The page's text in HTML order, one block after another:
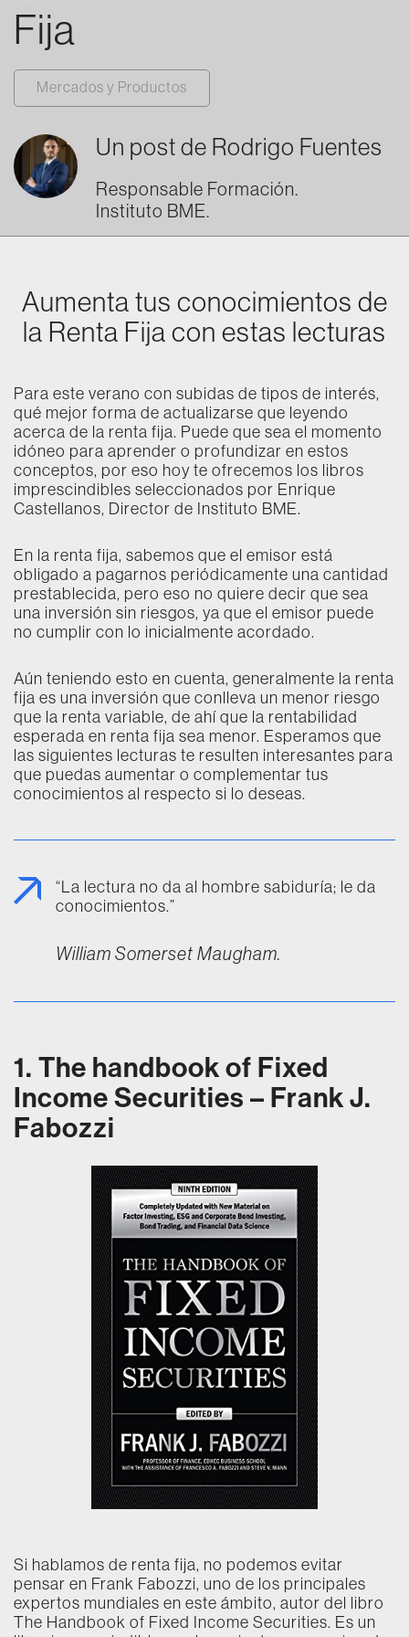
Fija
Mercados y Productos
Un post de Rodrigo Fuentes
Responsable Formación.
Instituto BME.
Aumenta tus conocimientos de
la Renta Fija con estas lecturas
Para este verano con subidas de tipos de interés,
qué mejor forma de actualizarse que leyendo
acerca de la renta fija. Puede que sea el momento
idóneo para aprender o profundizar en estos
conceptos, por eso hoy te ofrecemos los libros
imprescindibles seleccionados por Enrique
Castellanos, Director de Instituto BME.
En la renta fija, sabemos que el emisor está
obligado a pagarnos periódicamente una cantidad
prestablecida, pero eso no quiere decir que sea
una inversión sin riesgos, ya que el emisor puede
no cumplir con lo inicialmente acordado.
Aún teniendo esto en cuenta, generalmente la renta
fija es una inversión que conlleva un menor riesgo
que la renta variable, de ahí que la rentabilidad
esperada en renta fija sea menor. Esperamos que
las siguientes lecturas te resulten interesantes para
que puedas aumentar o complementar tus
conocimientos al respecto si lo deseas.
“La lectura no da al hombre sabiduría; le da
conocimientos.”
William Somerset Maugham.
1. The handbook of Fixed
Income Securities – Frank J.
Fabozzi
Si hablamos de renta fija, no podemos evitar
pensar en Frank Fabozzi, uno de los principales
expertos mundiales en este ámbito, autor del libro
The Handbook of Fixed Income Securities. Es un